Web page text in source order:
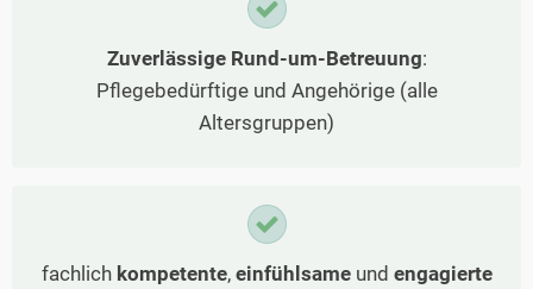
Zuverlässige Rund-um-Betreuung:
Pflegebedürftige und Angehörige (alle
Altersgruppen)
fachlich kompetente, einfühlsameund engagierte